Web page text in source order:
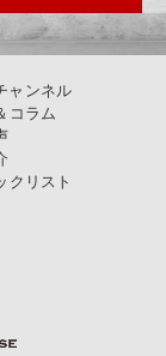
ャンネル
コラム
クリスト